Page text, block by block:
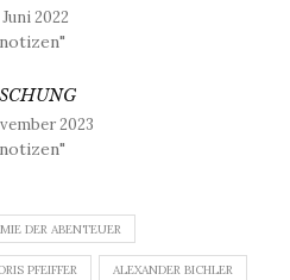
Juni 2022
2023
DER ABENTEUER
PFEIFFER ALEXANDER BICHLER